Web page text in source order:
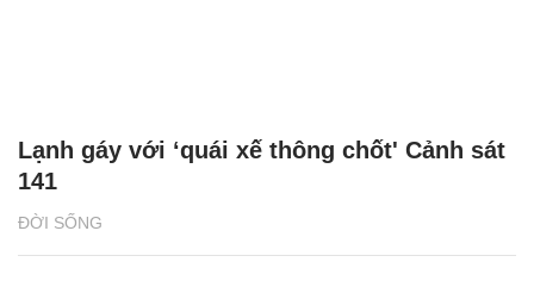
ĐỜI SỐNG
Lạnh gáy với ‘quái xế thông chốt' Cảnh sát
141